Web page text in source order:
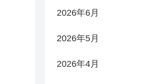
2026年6月
2026年5月
2026年4月